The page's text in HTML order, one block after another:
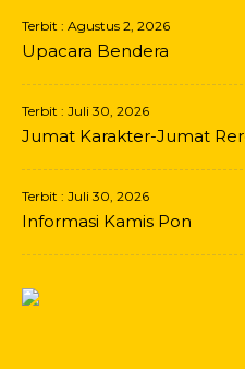
Terbit : Agustus 2, 2026
Upacara Bendera
Terbit : Juli 30, 2026
Jumat Karakter-Jumat
Terbit : Juli 30, 2026
Informasi Kamis Pon